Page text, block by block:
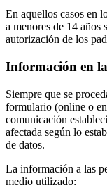
En aquellos casos en
a menores de 14 años
autorización de los
Información en
Siempre que se
formulario (online o
comunicación
afectada según lo
de datos.
La información a las
medio utilizado: